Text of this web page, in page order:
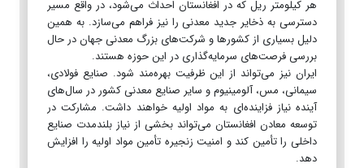
هر کیلومتر ریل که در افغانستان احداث می‌شود، در واقع مسیر
دسترسی به ذخایر جدید معدنی را نیز فراهم می‌سازد. به همین
دلیل بسیاری از کشورها و شرکت‌های بزرگ معدنی جهان در حال
بررسی فرصت‌های سرمایه‌گذاری در این حوزه هستند.
ایران نیز می‌تواند از این ظرفیت بهره‌مند شود. صنایع فولادی،
سیمانی، مس، آلومینیوم و سایر صنایع معدنی کشور در سال‌های
آینده نیاز فزاینده‌ای به مواد اولیه خواهند داشت. مشارکت در
توسعه معادن افغانستان می‌تواند بخشی از نیاز بلندمدت صنایع
داخلی را تأمین کند و امنیت زنجیره تأمین مواد اولیه را افزایش
دهد.